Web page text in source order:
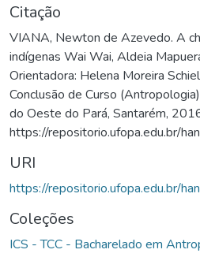
Citação
VIANA, Newton de Azevedo. A
indígenas Wai Wai, Aldeia
Orientadora: Helena Moreira
Conclusão de Curso
do Oeste do Pará, Santarém,
https://repositorio.ufopa.edu.br/
URI
https://repositorio.ufopa.edu.br/
Coleções
ICS - TCC - Bacharelado em